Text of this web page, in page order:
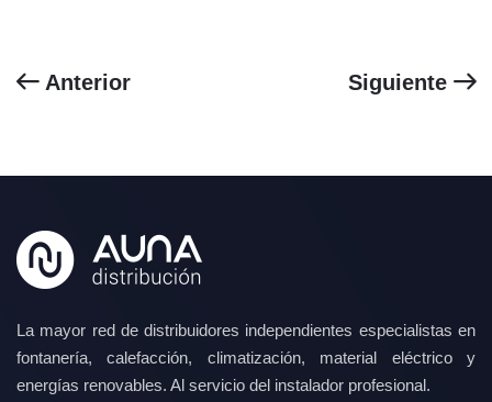
Anterior Siguiente
La mayor red de distribuidores independientes especialistas en
fontanería, calefacción, climatización, material eléctrico y
energías renovables. Al servicio del instalador profesional.